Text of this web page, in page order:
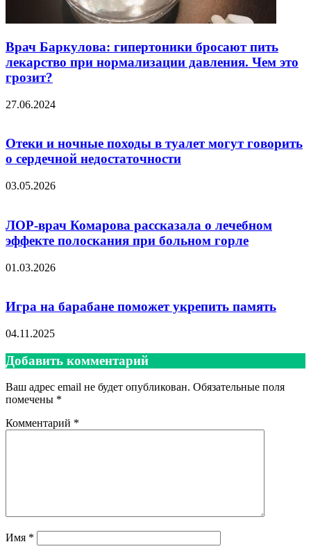
Врач Баркулова: гипертоники бросают пить
лекарство при нормализации давления. Чем это
грозит?
27.06.2024
Отеки и ночные походы в туалет могут говорить
о сердечной недостаточности
03.05.2026
ЛОР-врач Комарова рассказала о лечебном
эффекте полоскания при больном горле
01.03.2026
Игра на барабане поможет укрепить память
04.11.2025
Добавить комментарий
Ваш адрес email не будет опубликован. Обязательные поля
помечены *
Комментарий *
Имя *